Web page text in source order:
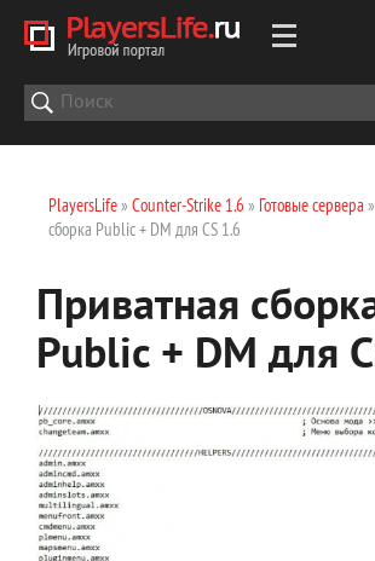
PlayersLife» Counter-Strike 1.6 » Готовые сервера
сборка Public + DM для CS 1.6
Приватная
Public + DM для